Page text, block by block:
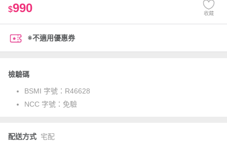
$990 收藏
※不適用優惠券
檢驗碼
BSMI 字號： R46628
NCC 字號： 免驗
配送方式 宅配